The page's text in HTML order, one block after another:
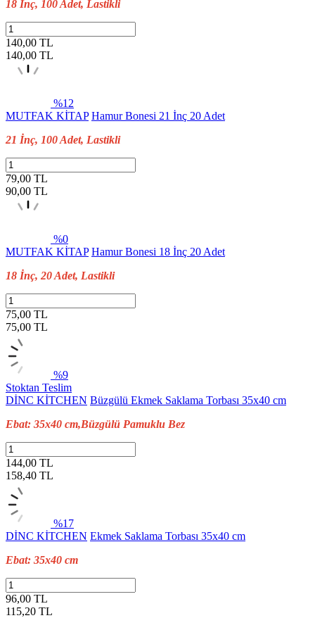
18 İnç, 100 Adet, Lastikli
140,00 TL
140,00 TL
%12
MUTFAK KİTAP Hamur Bonesi 21 İnç 20 Adet
21 İnç, 100 Adet, Lastikli
79,00 TL
90,00 TL
%0
MUTFAK KİTAP Hamur Bonesi 18 İnç 20 Adet
18 İnç, 20 Adet, Lastikli
75,00 TL
75,00 TL
%9
Stoktan Teslim
DİNC KİTCHEN Büzgülü Ekmek Saklama Torbası 35x40 cm
Ebat: 35x40 cm,Büzgülü Pamuklu Bez
144,00 TL
158,40 TL
%17
DİNC KİTCHEN Ekmek Saklama Torbası 35x40 cm
Ebat: 35x40 cm
96,00 TL
115,20 TL